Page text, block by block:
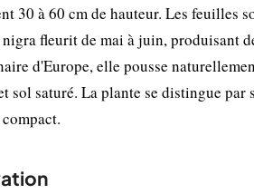
30 à 60 cm de hauteur. Les feuilles
fleurit de mai à juin, produisant
d'Europe, elle pousse
sol saturé. La plante se distingue par